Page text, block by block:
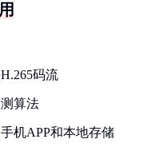
码流
算法
机APP和本地存储